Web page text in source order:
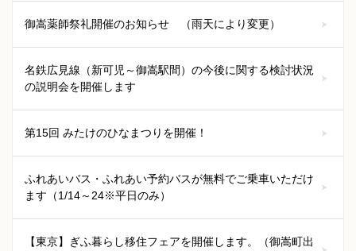
御嵩薬師祭礼開催のお知らせ （雨天により変更）
名鉄広見線（新可児～御嵩駅間）の今後に関する検討状況
の説明会を開催します
第15回 みたけのひなまつりを開催！
ふれあいバス・ふれあい予約バスが無料でご乗車いただけ
ます（1/14～24※平日のみ）
【東京】ぎふ暮らし移住フェアを開催します。（御嵩町出